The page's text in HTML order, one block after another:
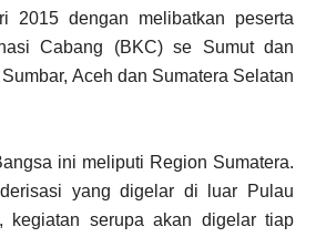
2015 dengan melibatkan peserta
Cabang (BKC) se Sumut dan
Aceh dan Sumatera Selatan
ini meliputi Region Sumatera.
yang digelar di luar Pulau
kegiatan serupa akan digelar tiap